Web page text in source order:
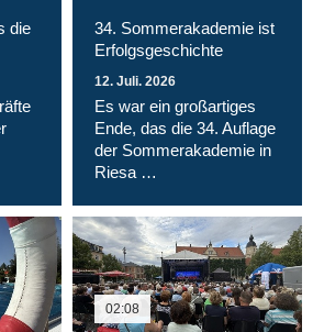
die
34. Sommerakademie ist
Erfolgsgeschichte
12. Juli. 2026
Es war ein großartiges
Ende, das die 34. Auflage
der Sommerakademie in
Riesa …
02:08